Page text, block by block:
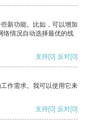
新功能。比如，可以增加
络情况自动选择最优的线
支持[0] 反对[0]
作需求。我可以使用它来
支持[0] 反对[0]